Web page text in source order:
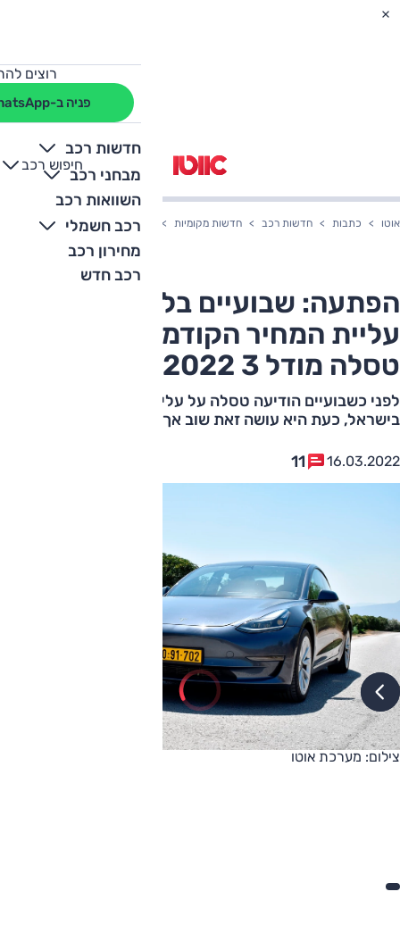
רוצים
פניה ב-WhatsApp
חדשות רכב
מבחני רכב
השוואות רכב
רכב חשמלי
מחירון רכב
רכב חדש
חיפוש רכב
+
-
אוטו כתבות חדשות רכב חדשות מקומיות הפתעה: שבועיים בלבד לאחר עליית
הפתעה: שבועיים בלבד לאחר
עליית המחיר הקודמת, מחיר
טסלה מודל 3 2022 שוב עולה
בישראל, כעת היא עושה זאת שוב אך בשיעור גדול בהרבה
16.03.2022
11
צילום: מערכת אוטו